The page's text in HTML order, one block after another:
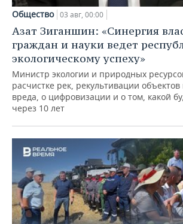
Общество 03 авг, 00:00
Азат Зиганшин: «Синергия
граждан и науки ведет
экологическому успеху»
Министр экологии и природных
расчистке рек, рекультивации
вреда, о цифровизации и о том, какой
через 10 лет